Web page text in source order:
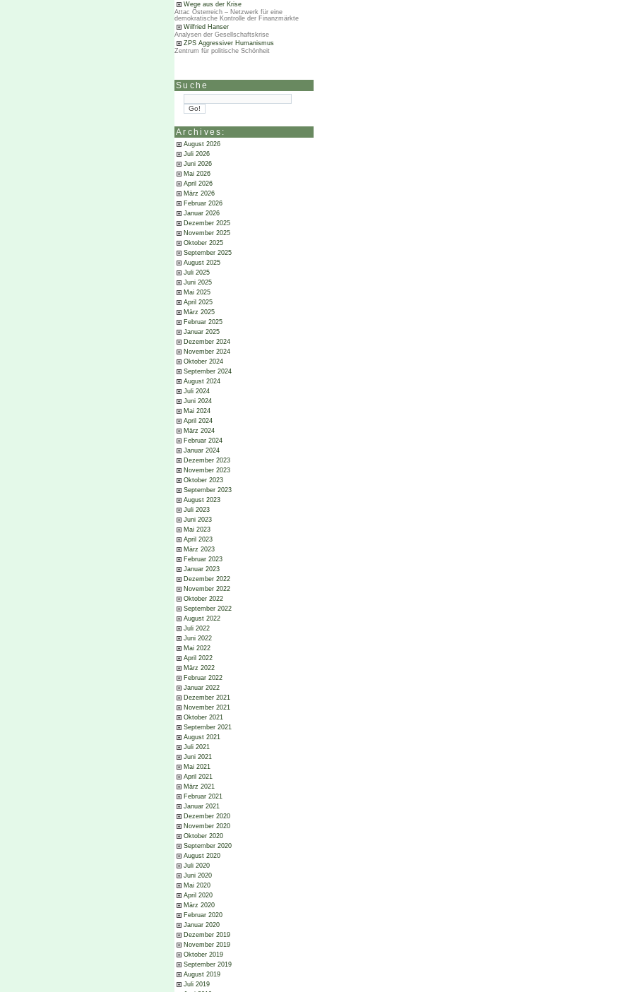
Wege aus der Krise
Attac Österreich – Netzwerk für eine
demokratische Kontrolle der Finanzmärkte
Wilfried Hanser
Analysen der Gesellschaftskrise
ZPS Aggressiver Humanismus
Zentrum für politische Schönheit
Suche
Archives:
August 2026
Juli 2026
Juni 2026
Mai 2026
April 2026
März 2026
Februar 2026
Januar 2026
Dezember 2025
November 2025
Oktober 2025
September 2025
August 2025
Juli 2025
Juni 2025
Mai 2025
April 2025
März 2025
Februar 2025
Januar 2025
Dezember 2024
November 2024
Oktober 2024
September 2024
August 2024
Juli 2024
Juni 2024
Mai 2024
April 2024
März 2024
Februar 2024
Januar 2024
Dezember 2023
November 2023
Oktober 2023
September 2023
August 2023
Juli 2023
Juni 2023
Mai 2023
April 2023
März 2023
Februar 2023
Januar 2023
Dezember 2022
November 2022
Oktober 2022
September 2022
August 2022
Juli 2022
Juni 2022
Mai 2022
April 2022
März 2022
Februar 2022
Januar 2022
Dezember 2021
November 2021
Oktober 2021
September 2021
August 2021
Juli 2021
Juni 2021
Mai 2021
April 2021
März 2021
Februar 2021
Januar 2021
Dezember 2020
November 2020
Oktober 2020
September 2020
August 2020
Juli 2020
Juni 2020
Mai 2020
April 2020
März 2020
Februar 2020
Januar 2020
Dezember 2019
November 2019
Oktober 2019
September 2019
August 2019
Juli 2019